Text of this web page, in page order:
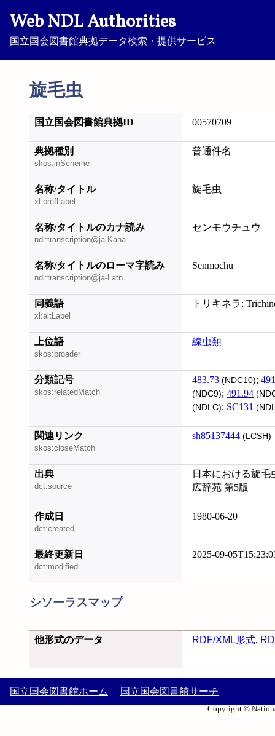
Web NDL Authorities
国立国会図書館典拠データ検索・提供サービス
旋毛虫
国立国会図書館典拠ID 00570709
典拠種別
skos:inScheme
普通件名
名称/タイトル
xl:prefLabel
旋毛虫
名称/タイトルのカナ読み
ndl:transcription@ja-Kana
センモウチュウ
名称/タイトルのローマ字読み
ndl:transcription@ja-Latn
Senmochu
同義語
xl:altLabel
トリキネラ;
上位語
skos:broader
線虫類
分類記号
skos:relatedMatch
483.73 (NDC10);
(NDC9); 491.94
(NDLC); SC131
関連リンク
skos:closeMatch
sh85137444 (LCSH)
出典
dct:source
日本における旋毛
広辞苑 第5版
作成日
dct:created
1980-06-20
最終更新日
dct:modified
2025-09-
シソーラスマップ
他形式のデータ RDF/XML形式,
国立国会図書館ホーム 国立国会図書館サーチ
Copyright ©